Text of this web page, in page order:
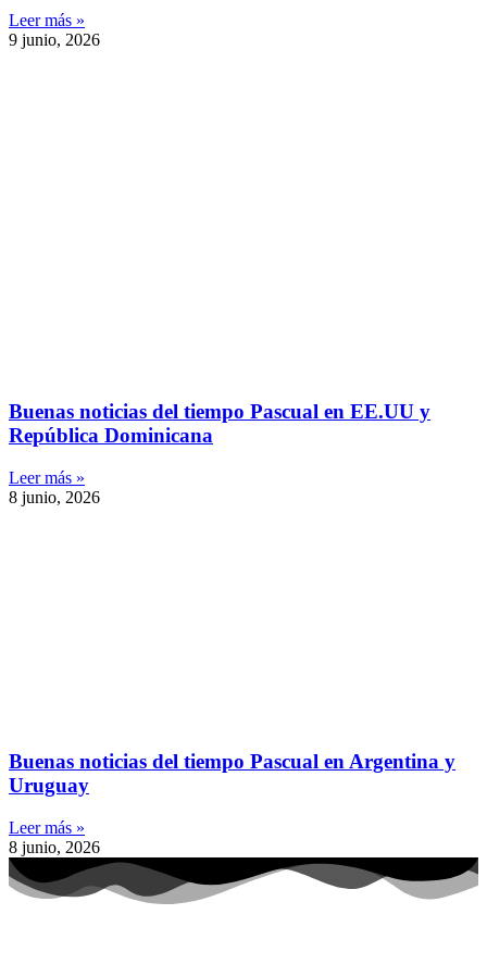
Leer más »
9 junio, 2026
Buenas noticias del tiempo Pascual en EE.UU y
República Dominicana
Leer más »
8 junio, 2026
Buenas noticias del tiempo Pascual en Argentina y
Uruguay
Leer más »
8 junio, 2026